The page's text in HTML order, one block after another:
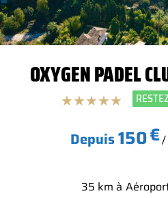
OXYGEN PADEL
★★★★★
Depuis150€/
35 km à